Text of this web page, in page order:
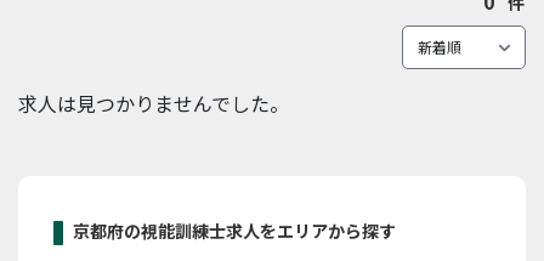
求人は見つかりませんでした。
京都府の視能訓練士求人をエリアから探す